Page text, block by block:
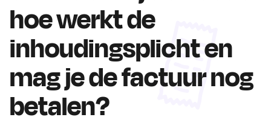
hoe werkt de
inhoudingsplicht en
mag je de factuur nog
betalen?